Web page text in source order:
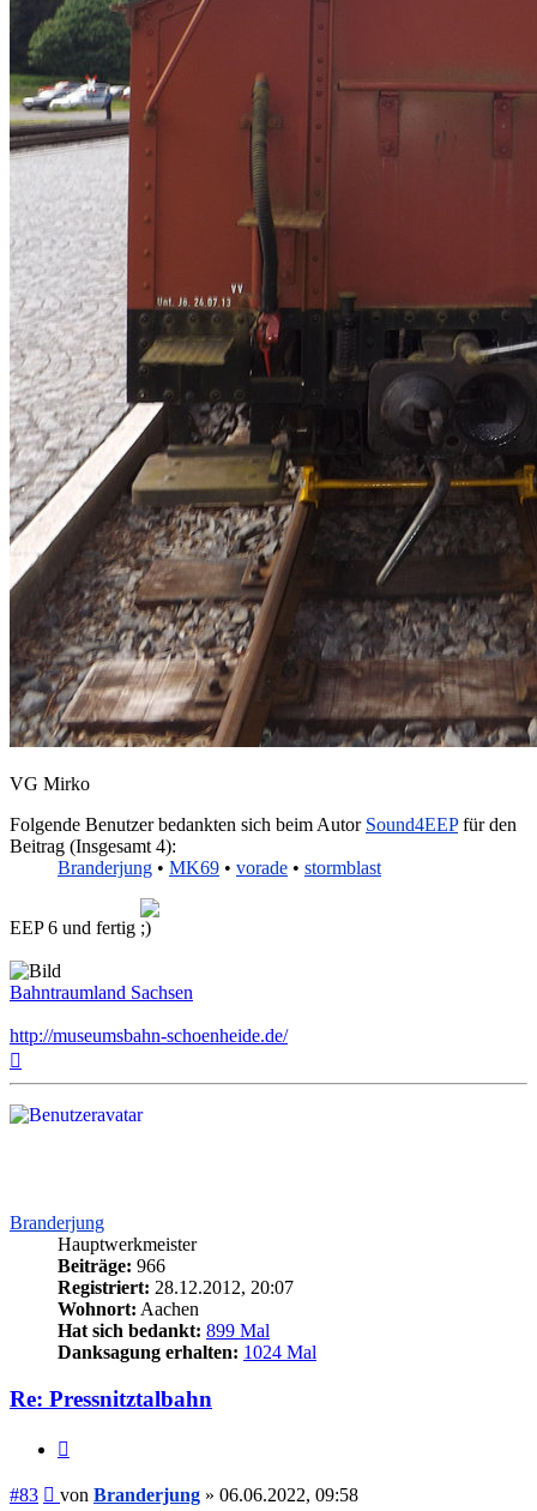
VG Mirko
Folgende Benutzer bedankten sich beim Autor Sound4EEPfür den
Beitrag (Insgesamt 4):
Branderjung • MK69 • vorade • stormblast
EEP 6 und fertig
Bahntraumland Sachsen
http://museumsbahn-schoenheide.de/
oben
Branderjung
Hauptwerkmeister
Beiträge: 966
Registriert: 28.12.2012, 20:07
Wohnort: Aachen
Hat sich bedankt: 899 Mal
Danksagung erhalten: 1024 Mal
Re: Pressnitztalbahn
#83 Beitrag
von Branderjung » 06.06.2022, 09:58